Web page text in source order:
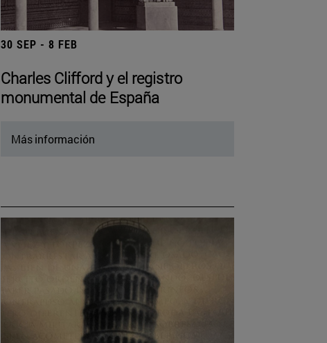
30 SEP - 8 FEB
Charles Clifford y el registro
monumental de España
Más información